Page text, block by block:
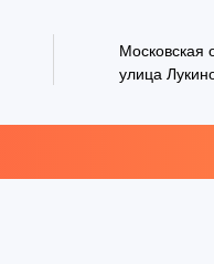
Московская
улица